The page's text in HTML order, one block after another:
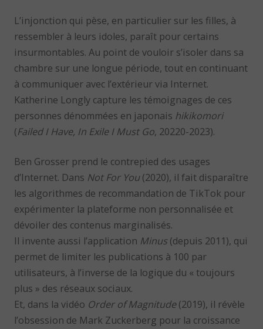
L’injonction qui pèse, en particulier sur les filles, à
ressembler à leurs idoles, paraît pour certains
insurmontables. Au point de vouloir s’isoler dans sa
chambre sur une longue période, tout en continuant
à communiquer avec l’extérieur via Internet.
Katherine Longly capture les témoignages de ces
personnes dénommées en japonais hikikomori
(Failed I Have, In Exile I Must Go, 20220-2023).
Ben Grosser prend le contrepied des usages
d’Internet. Dans Not For You (2020), il fait disparaître
les algorithmes de recommandation de TikTok pour
expérimenter la plateforme non personnalisée et
dévoiler des contenus marginalisés.
Il invente aussi l’application Minus (depuis 2011), qui
permet de limiter les publications à 100 par
utilisateurs, à l’inverse de la logique du « toujours
plus » des réseaux sociaux.
Et, dans la vidéo Order of Magnitude(2019), il révèle
l’obsession de Mark Zuckerberg pour la croissance